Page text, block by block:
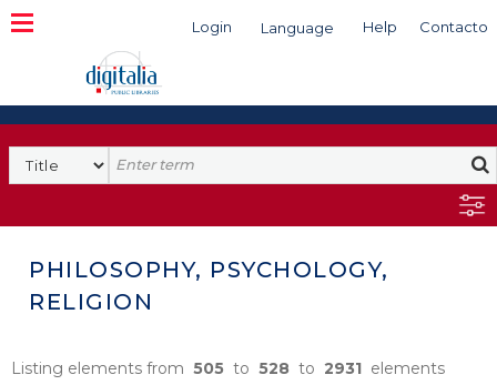
Login Language Help Contacto
Search
PHILOSOPHY, PSYCHOLOGY,
RELIGION
Listing elements from 505 to 528 to 2931 elements